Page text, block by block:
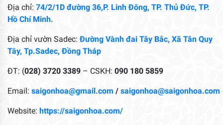
Địa chỉ: 74/2/1D đường 36,P. Linh Đông, TP. Thủ Đức, TP.
Hồ Chí Minh.
Địa chỉ vườn Sadec:Đường Vành đai Tây Bắc, Xã Tân Quy
Tây, Tp.Sadec, Đồng Tháp
ĐT: (028) 3720 3389 – CSKH: 090 180 5859
Email: saigonhoa@gmail.com / saigonhoa@saigonhoa.com
Website: https://saigonhoa.com/